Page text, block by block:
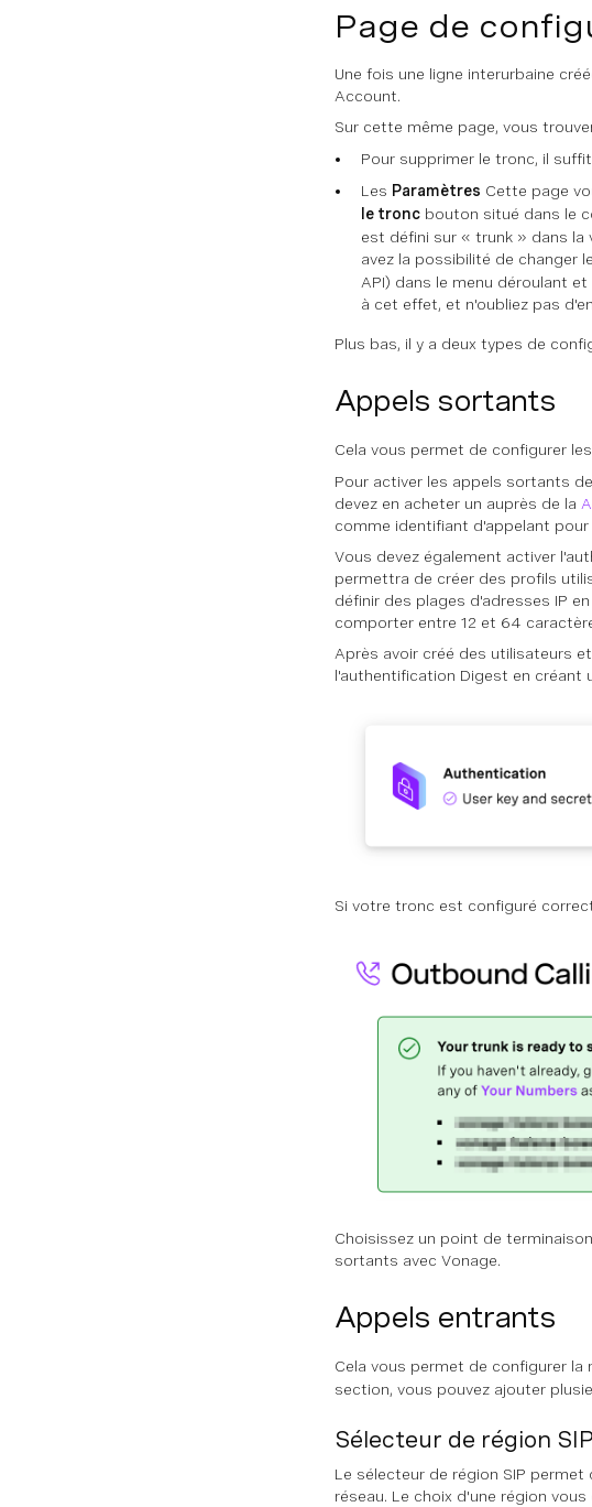
Page de
Une fois une ligne interurbaine
Account.
Sur cette même page, vous
Pour supprimer le tronc, il
Les Paramètres Cette page
le tronc bouton situé dans le
est défini sur « trunk » dans la
avez la possibilité de changer
API) dans le menu déroulant
à cet effet, et n'oubliez pas
Plus bas, il y a deux types de
Appels sortants
Cela vous permet de configurer
Pour activer les appels sortants
devez en acheter un auprès de la
comme identifiant d'appelant
Vous devez également activer
permettra de créer des profils
définir des plages d'adresses IP
comporter entre 12 et 64
Après avoir créé des utilisateurs
l'authentification Digest en créant
Si votre tronc est configuré
Choisissez un point de
sortants avec Vonage.
Appels entrants
Cela vous permet de configurer
section, vous pouvez ajouter
Sélecteur de région SIP
Le sélecteur de région SIP
réseau. Le choix d'une région